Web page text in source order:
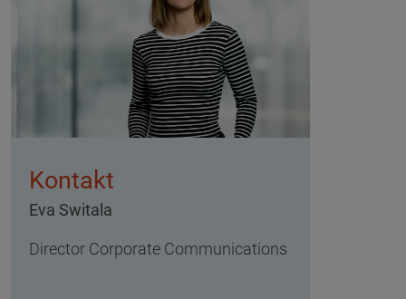
Kontakt
Eva Switala
Director Corporate Communications